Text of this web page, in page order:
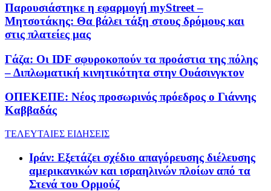
Παρουσιάστηκε η εφαρμογή myStreet –
Μητσοτάκης: Θα βάλει τάξη στους δρόμους και
στις πλατείες μας
Γάζα: Οι IDF σφυροκοπούν τα προάστια της πόλης
– Διπλωματική κινητικότητα στην Ουάσινγκτον
ΟΠΕΚΕΠΕ: Nέος προσωρινός πρόεδρος ο Γιάννης
Καββαδάς
ΤΕΛΕΥΤΑΙΕΣ ΕΙΔΗΣΕΙΣ
Ιράν: Εξετάζει σχέδιο απαγόρευσης διέλευσης
αμερικανικών και ισραηλινών πλοίων από τα
Στενά του Ορμούζ